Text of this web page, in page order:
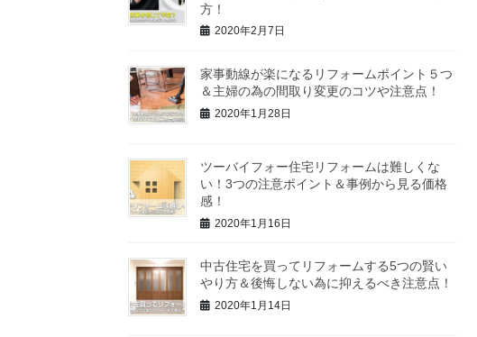
方！
2020年2月7日
家事動線が楽になるリフォームポイント５つ
＆主婦の為の間取り変更のコツや注意点！
2020年1月28日
ツーバイフォー住宅リフォームは難しくな
い！3つの注意ポイント＆事例から見る価格
感！
2020年1月16日
中古住宅を買ってリフォームする5つの賢い
やり方＆後悔しない為に抑えるべき注意点！
2020年1月14日